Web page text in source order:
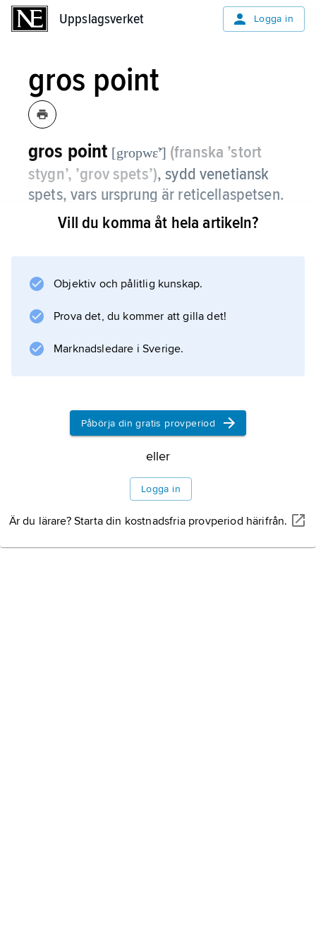
Uppslagsverket Logga in
gros point
gros point [gropwɛ̃ʹ] (franska ’stort
stygn’, ’grov spets’),sydd venetiansk
spets, vars ursprung är reticellaspetsen.
Motivens konturer är reliefartat upphöjda, och
dräkttillbehör i denna spetstyp.
Information om artikeln
Vill du komma åt hela artikeln?
Objektiv och pålitlig kunskap.
Prova det, du kommer att gilla det!
Marknadsledare i Sverige.
Påbörja din gratis provperiod
eller
Logga in
Är du lärare? Starta din kostnadsfria provperiod härifrån.